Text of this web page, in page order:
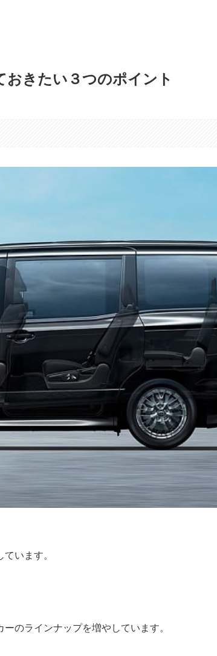
きたい３つのポイント
います。
のラインナップを増やしています。